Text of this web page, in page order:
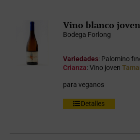
Vino blanco
Bodega Forlong
Variedades: Palomino
Crianza: Vino joven
para veganos
Detalles